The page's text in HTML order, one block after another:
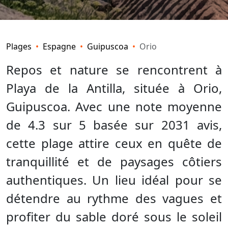
Plages Espagne Guipuscoa Orio
Repos et nature se rencontrent à
Playa de la Antilla, située à Orio,
Guipuscoa. Avec une note moyenne
de 4.3 sur 5 basée sur 2031 avis,
cette plage attire ceux en quête de
tranquillité et de paysages côtiers
authentiques. Un lieu idéal pour se
détendre au rythme des vagues et
profiter du sable doré sous le soleil